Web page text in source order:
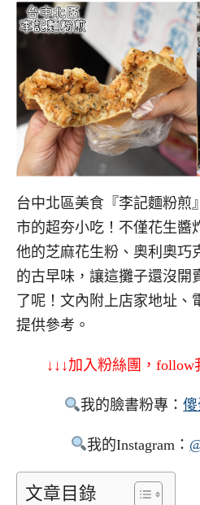
台中北區美食『李記麵粉煎
市的超夯小吃！不僅花生醬
他的芝麻花生粉、奧利奧巧
的古早味，讓這攤子還沒開
了呢！文內附上店家地址
提供參考。
↓↓↓加入粉絲團，follow
我的臉書粉專：
我的Instagram：
文章目錄